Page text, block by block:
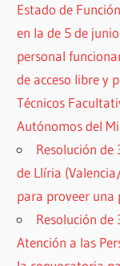
Estado de
en la de 5 de
personal
de acceso libre y
Técnicos
Autónomos del
Resolución
de Llíria
para proveer una
Resolución
Atención a las